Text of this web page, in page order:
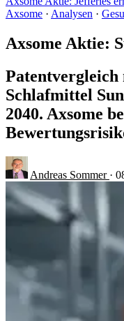
Axsome · Analysen ·
Axsome Aktie:
Schlafmittel
2040. Axsome
Andreas Sommer ·